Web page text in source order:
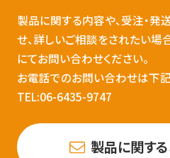
製品に関する内容や、受注・発
せ、詳しいご相談をされたい場
にてお問い合わせください。
お電話でのお問い合わせは下
TEL:06-6435-9747
製品に関す